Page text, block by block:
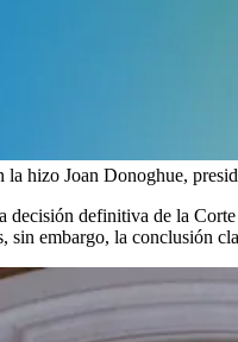
la hizo Joan Donoghue,
decisión definitiva de la
sin embargo, la conclusión